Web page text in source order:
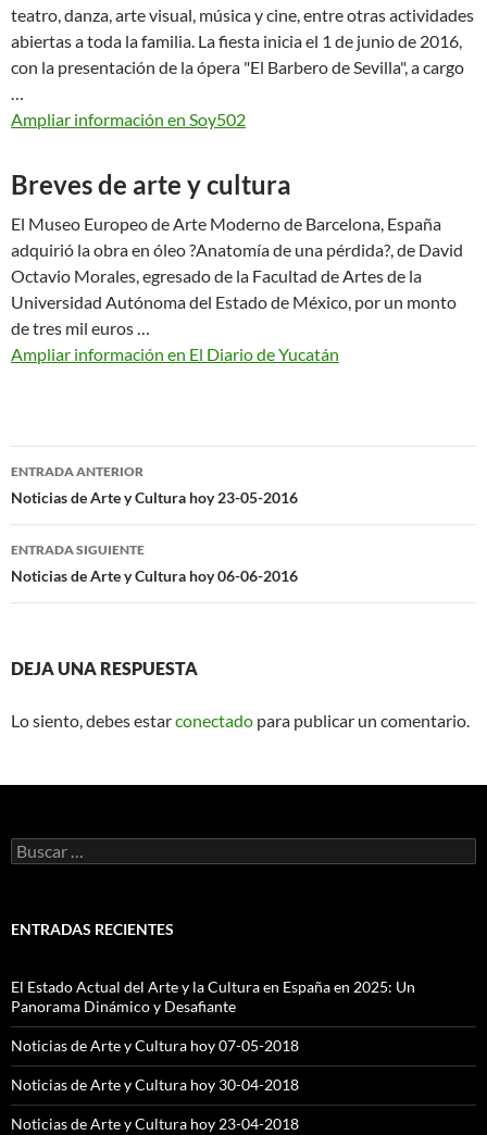
teatro, danza, arte visual, música y cine, entre otras actividades
abiertas a toda la familia. La fiesta inicia el 1 de junio de 2016,
con la presentación de la ópera "El Barbero de Sevilla", a cargo
Ampliar información en Soy502
Breves de arte y cultura
El Museo Europeo de Arte Moderno de Barcelona, España
adquirió la obra en óleo ?Anatomía de una pérdida?, de David
Octavio Morales, egresado de la Facultad de Artes de la
Universidad Autónoma del Estado de México, por un monto
de tres mil euros …
Ampliar información en El Diario de Yucatán
Navegación
de
entradas
ENTRADA ANTERIOR
Noticias de Arte y Cultura hoy 23-05-2016
ENTRADA SIGUIENTE
Noticias de Arte y Cultura hoy 06-06-2016
DEJA UNA RESPUESTA
Lo siento, debes estarconectado para publicar un comentario.
Buscar:
ENTRADAS RECIENTES
El Estado Actual del Arte y la Cultura en España en 2025: Un
Panorama Dinámico y Desafiante
Noticias de Arte y Cultura hoy 07-05-2018
Noticias de Arte y Cultura hoy 30-04-2018
Noticias de Arte y Cultura hoy 23-04-2018